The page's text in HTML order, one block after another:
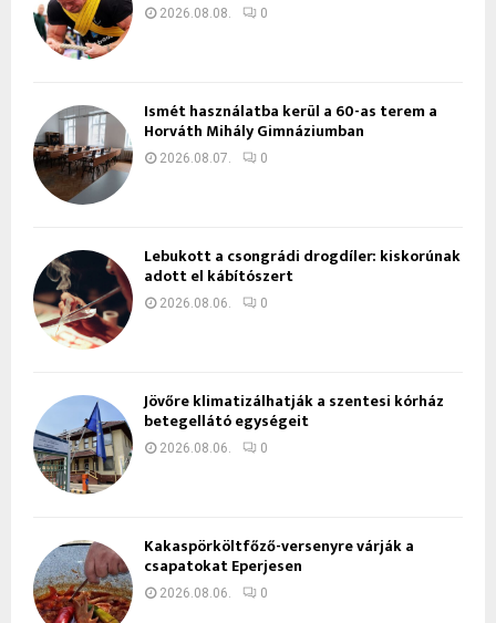
2026.08.08. 0
Ismét használatba kerül a 60-as terem a
Horváth Mihály Gimnáziumban
2026.08.07. 0
Lebukott a csongrádi drogdíler: kiskorúnak
adott el kábítószert
2026.08.06. 0
Jövőre klimatizálhatják a szentesi kórház
betegellátó egységeit
2026.08.06. 0
Kakaspörköltfőző-versenyre várják a
csapatokat Eperjesen
2026.08.06. 0